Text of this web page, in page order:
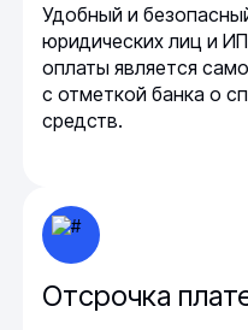
Удобный и
юридических лиц и
оплаты является
с отметкой банка о
средств.
Отсрочка